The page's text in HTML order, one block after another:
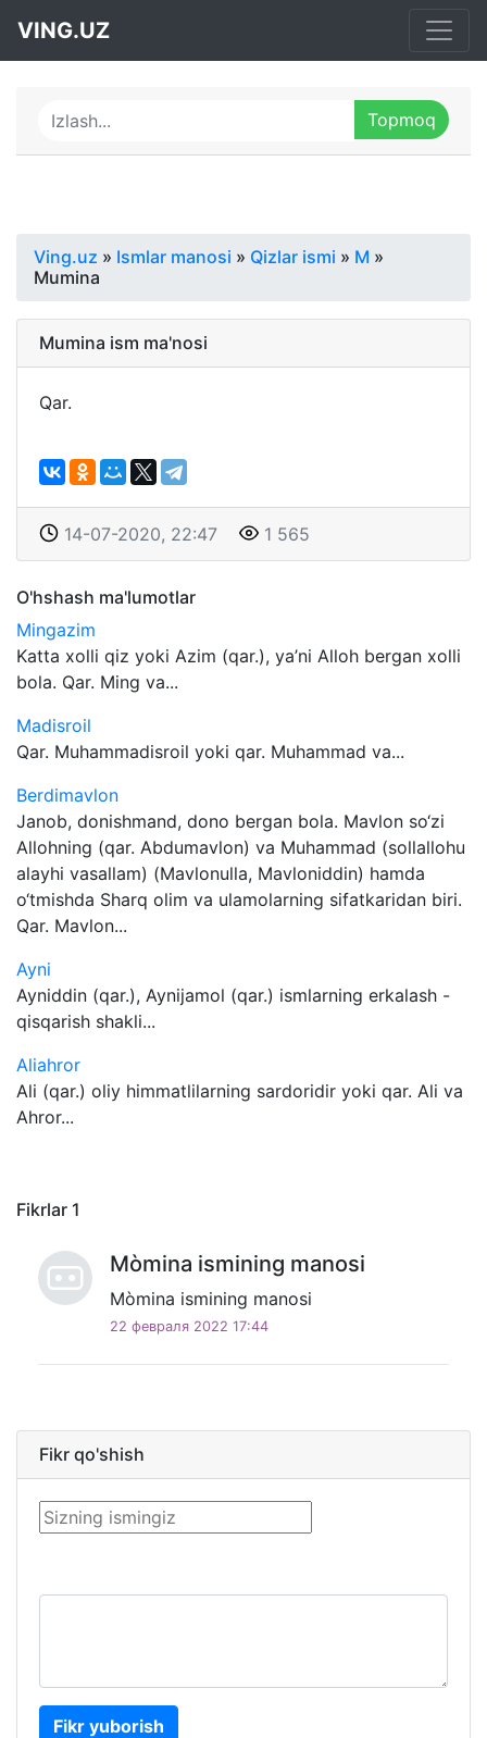
VING.UZ
Ving.uz » Ismlar manosi » Qizlar ismi » M »
Mumina
Mumina ism ma'nosi
Qar.
14-07-2020, 22:47 1 565
O'hshash ma'lumotlar
Mingazim
Katta xolli qiz yoki Azim (qar.), ya’ni Alloh bergan xolli
bola. Qar. Ming va...
Madisroil
Qar. Muhammadisroil yoki qar. Muhammad va...
Berdimavlon
Janob, donishmand, dono bergan bola. Mavlon so‘zi
Allohning (qar. Abdumavlon) va Muhammad (sollallohu
alayhi vasallam) (Mavlonulla, Mavloniddin) hamda
o‘tmishda Sharq olim va ulamolarning sifatkaridan biri.
Qar. Mavlon...
Ayni
Ayniddin (qar.), Aynijamol (qar.) ismlarning erkalash -
qisqarish shakli...
Aliahror
Ali (qar.) oliy himmatlilarning sardoridir yoki qar. Ali va
Ahror...
Fikrlar 1
Mòmina ismining manosi
Mòmina ismining manosi
22 февраля 2022 17:44
Fikr qo'shish
Fikr yuborish